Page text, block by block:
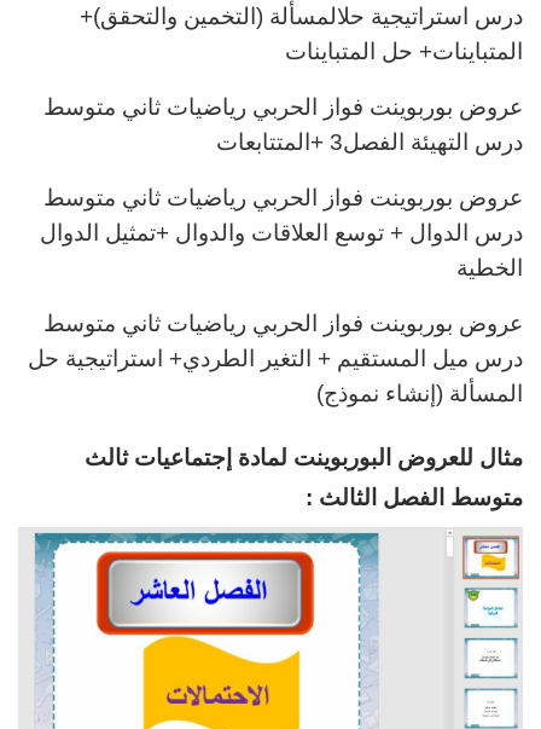
درس استراتيجية حلالمسألة (التخمين والتحقق)+
المتباينات+ حل المتباينات
عروض بوربوينت فواز الحربي رياضيات ثاني متوسط
درس التهيئة الفصل3 +المتتابعات
عروض بوربوينت فواز الحربي رياضيات ثاني متوسط
درس الدوال + توسع العلاقات والدوال +تمثيل الدوال
الخطية
عروض بوربوينت فواز الحربي رياضيات ثاني متوسط
درس ميل المستقيم + التغير الطردي+ استراتيجية حل
المسألة (إنشاء نموذج)
مثال للعروض البوربوينت لمادة إجتماعيات ثالث
متوسط الفصل الثالث :